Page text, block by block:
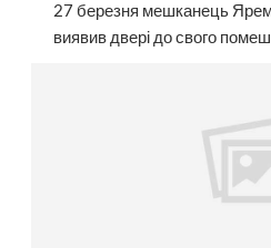
27 березня мешканець
виявив двері до свого